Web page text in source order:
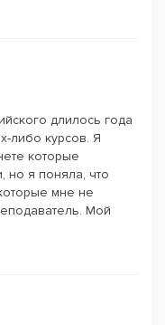
длилось года
либо курсов. Я
которые
но я поняла, что
мне не
Мой